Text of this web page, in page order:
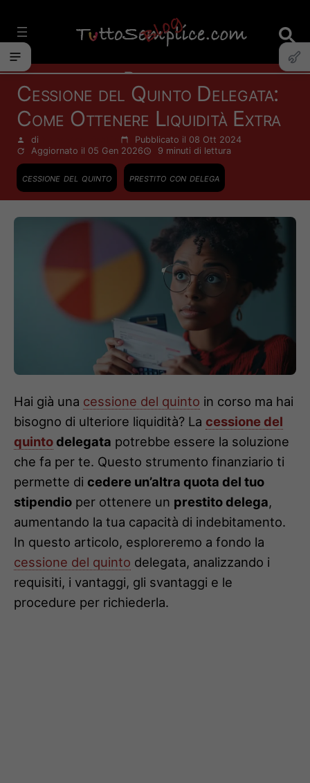
contenuto
Prestiti
Cessione del Quinto Delegata:
Come Ottenere Liquidità Extra
di
Pubblicato il 08 Ott 2024
Aggiornato il 05 Gen 2026
9 minuti di lettura
cessione del quinto prestito con delega
Hai già una cessione del quinto in corso ma hai
bisogno di ulteriore liquidità? La cessione del
quinto delegata potrebbe essere la soluzione
che fa per te. Questo strumento finanziario ti
permette di cedere un’altra quota del tuo
stipendio per ottenere un prestito delega,
aumentando la tua capacità di indebitamento.
In questo articolo, esploreremo a fondo la
cessione del quinto delegata, analizzando i
requisiti, i vantaggi, gli svantaggi e le
procedure per richiederla.